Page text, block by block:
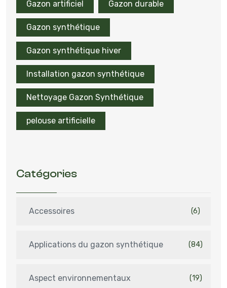
Gazon artificiel Gazon durable
Gazon synthétique
Gazon synthétique hiver
Installation gazon synthétique
Nettoyage Gazon Synthétique
pelouse artificielle
Catégories
Accessoires (6)
Applications du gazon synthétique (84)
Aspect environnementaux (19)